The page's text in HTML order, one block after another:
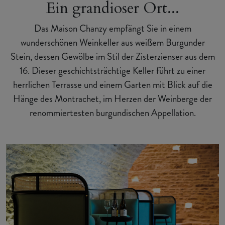
Ein grandioser Ort...
Das Maison Chanzy empfängt Sie in einem
wunderschönen Weinkeller aus weißem Burgunder
Stein, dessen Gewölbe im Stil der Zisterzienser aus dem
16. Dieser geschichtsträchtige Keller führt zu einer
herrlichen Terrasse und einem Garten mit Blick auf die
Hänge des Montrachet, im Herzen der Weinberge der
renommiertesten burgundischen Appellation.